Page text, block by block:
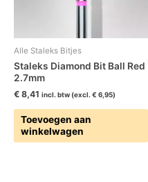
Alle Staleks Bitjes
Staleks Diamond Bit Ball Red
2.7mm
€ 8,41 incl. btw (excl. € 6,95)
Toevoegen aan
winkelwagen